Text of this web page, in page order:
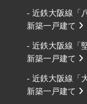
- 近鉄大阪線「
新築一戸建て
- 近鉄大阪線「
新築一戸建て
- 近鉄大阪線「
新築一戸建て